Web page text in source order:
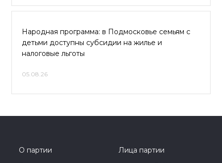
Народная программа: в Подмосковье семьям с
детьми доступны субсидии на жилье и
налоговые льготы
05.08.26
О партии
Лица партии